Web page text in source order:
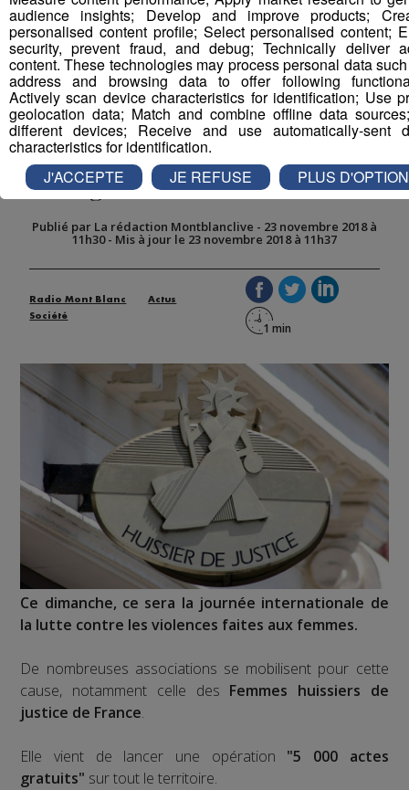
Violences conjugales : les
Huissiers femmes viennent en
aide gratuitement aux victimes
Publié par La rédaction Montblanclive - 23 novembre 2018 à
11h30- Mis à jour le 23 novembre 2018 à 11h37
Radio Mont Blanc
Actus
Société
Ce dimanche, ce sera la journée internationale de
la lutte contre les violences faites aux femmes.
De nombreuses associations se mobilisent pour cette
cause, notamment celle des Femmes huissiers de
justice de France.
Elle vient de lancer une opération "5 000 actes
gratuits" sur tout le territoire.
audience insights; Develop and improve products;
personalised content profile; Select personalised content;
security, prevent fraud, and debug; Technically deliver
content. These technologies may process personal data
address and browsing data to offer following
Actively scan device characteristics for identification; Use
geolocation data; Match and combine offline data
different devices; Receive and use automatically-sent
characteristics for identification.
J'ACCEPTE
JE REFUSE PLUS